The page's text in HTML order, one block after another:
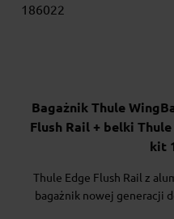
Bagażnik Thule
Flush Rail + belki
kit
Thule Edge Flush Rail z
bagażnik nowej generacji